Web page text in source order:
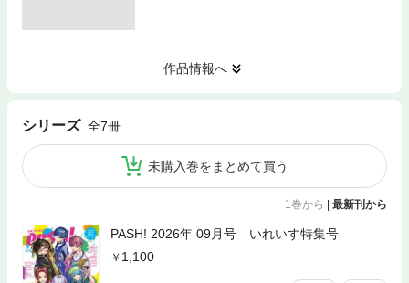
作品情報へ
シリーズ 全7冊
未購入巻をまとめて買う
1巻から 最新刊から
PASH! 2026年 09月号 いれいす特集号
1,100